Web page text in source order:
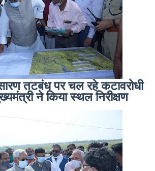
तटबंध पर चल रहे कटावरोधी
ने किया स्थल निरीक्षण